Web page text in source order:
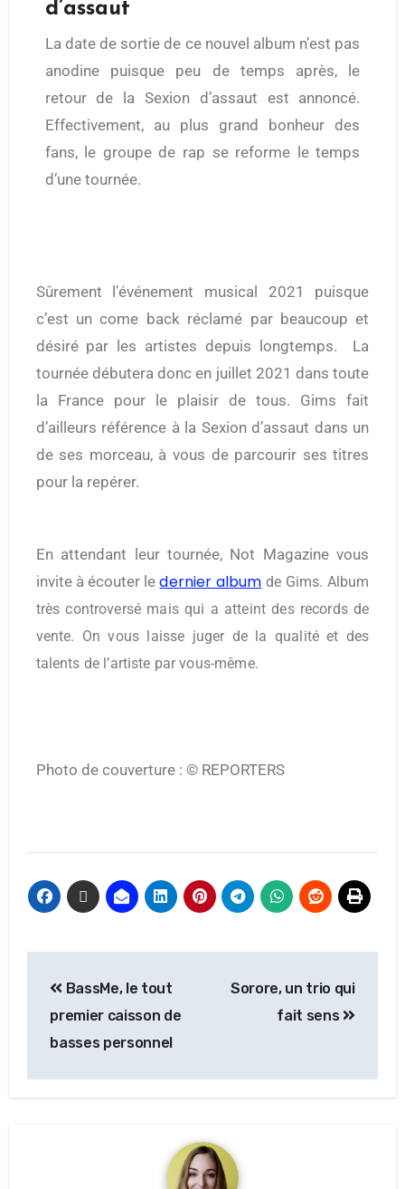
d’assaut
La date de sortie de ce nouvel album n’est pas
anodine puisque peu de temps après, le
retour de la Sexion d’assaut est annoncé.
Effectivement, au plus grand bonheur des
fans, le groupe de rap se reforme le temps
d’une tournée.
Sûrement l’événement musical 2021 puisque
c’est un come back réclamé par beaucoup et
désiré par les artistes depuis longtemps. La
tournée débutera donc en juillet 2021 dans toute
la France pour le plaisir de tous. Gims fait
d’ailleurs référence à la Sexion d’assaut dans un
de ses morceau, à vous de parcourir ses titres
pour la repérer.
En attendant leur tournée, Not Magazine vous
invite à écouter ledernier album de Gims. Album
très controversé mais qui a atteint des records de
vente. On vous laisse juger de la qualité et des
talents de l’artiste par vous-même.
Photo de couverture : © REPORTERS
BassMe, le tout
premier caisson de
basses personnel
Sorore, un trio qui
fait sens